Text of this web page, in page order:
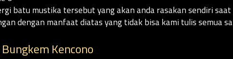
batu mustika tersebut yang akan anda rasakan sendiri
dengan manfaat diatas yang tidak bisa kami tulis semua
Kencono